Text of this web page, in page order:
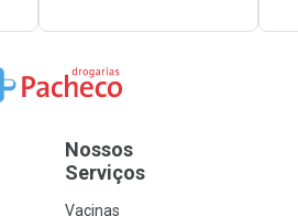
a Home
Nossos
Serviços
Vacinas